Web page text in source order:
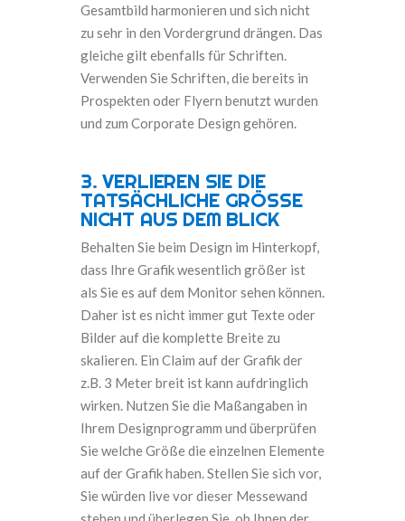
Gesamtbild harmonieren und sich nicht
zu sehr in den Vordergrund drängen. Das
gleiche gilt ebenfalls für Schriften.
Verwenden Sie Schriften, die bereits in
Prospekten oder Flyern benutzt wurden
und zum Corporate Design gehören.
3.VERLIEREN SIE DIE
TATSÄCHLICHE GRÖSSE
NICHT AUS DEM BLICK
Behalten Sie beim Design im Hinterkopf,
dass Ihre Grafik wesentlich größer ist
als Sie es auf dem Monitor sehen können.
Daher ist es nicht immer gut Texte oder
Bilder auf die komplette Breite zu
skalieren. Ein Claim auf der Grafik der
z.B. 3 Meter breit ist kann aufdringlich
wirken. Nutzen Sie die Maßangaben in
Ihrem Designprogramm und überprüfen
Sie welche Größe die einzelnen Elemente
auf der Grafik haben. Stellen Sie sich vor,
Sie würden live vor dieser Messewand